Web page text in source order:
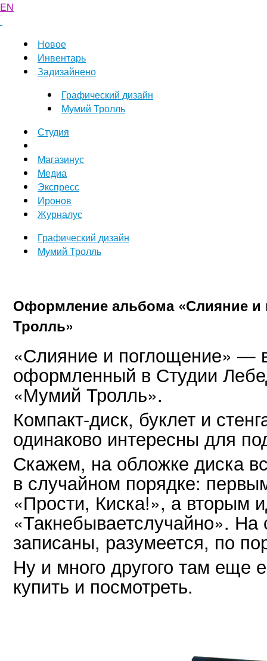
EN
Новое
Инвентарь
Задизайнено
Графический дизайн
Мумий Тролль
Студия
Магазинус
Медиа
Экспресс
Иронов
Журналус
Графический дизайн
Мумий Тролль
Оформление альбома «Слияние
Тролль»
«Слияние и поглощение» —
оформленный в Студии
«Мумий Тролль».
Компакт-диск, буклет и
одинаково интересны для
Скажем, на обложке диска
в случайном порядке:
«Прости, Киска!», а вторым
«Такнебываетслучайно».
записаны, разумеется, по
Ну и много другого там еще
купить и посмотреть.